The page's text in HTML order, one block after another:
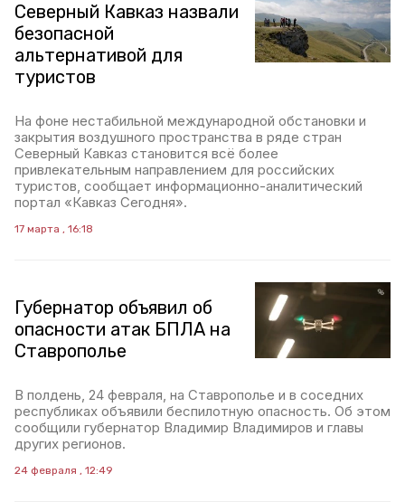
Северный Кавказ назвали
безопасной
альтернативой для
туристов
На фоне нестабильной международной обстановки и
закрытия воздушного пространства в ряде стран
Северный Кавказ становится всё более
привлекательным направлением для российских
туристов, сообщает информационно-аналитический
портал «Кавказ Сегодня».
17 марта , 16:18
Губернатор объявил об
опасности атак БПЛА на
Ставрополье
В полдень, 24 февраля, на Ставрополье и в соседних
республиках объявили беспилотную опасность. Об этом
сообщили губернатор Владимир Владимиров и главы
других регионов.
24 февраля , 12:49